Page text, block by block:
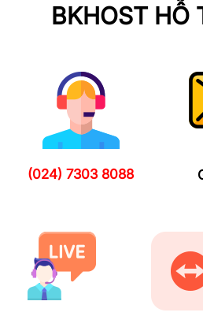
BKHOST HỖ
(024) 7303 8088